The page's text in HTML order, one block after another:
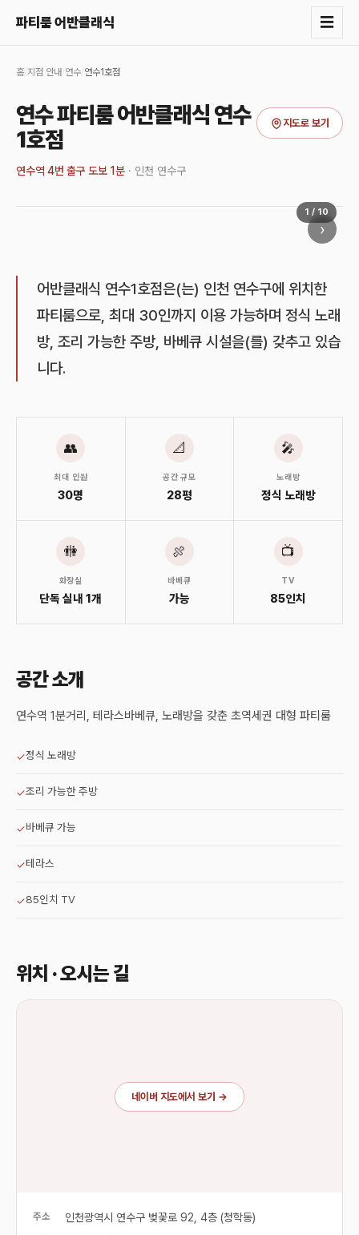
파티룸 어반클래식 ☰
홈/ 지점 안내 연수 연수1호점
연수 파티룸 어반클래식 연수
1호점
지도로 보기
연수역 4번 출구 도보 1분 · 인천 연수구
›
1 / 10
어반클래식 연수1호점은(는) 인천 연수구에 위치한
파티룸으로, 최대 30인까지 이용 가능하며 정식 노래
방, 조리 가능한 주방, 바베큐 시설을(를) 갖추고 있습
니다.
👥
최대 인원
30명
📐
공간 규모
28평
🎤
노래방
정식 노래방
🚻
화장실
단독 실내 1개
🍖
바베큐
가능
📺
TV
85인치
공간 소개
연수역 1분거리, 테라스바베큐, 노래방을 갖춘 초역세권 대형 파티룸
✓정식 노래방
✓조리 가능한 주방
✓바베큐 가능
✓테라스
✓85인치 TV
위치 · 오시는 길
네이버 지도에서 보기 →
주소 인천광역시 연수구 벚꽃로 92, 4층 (청학동)